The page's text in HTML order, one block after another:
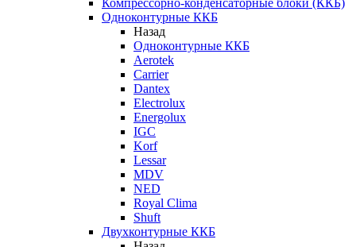
Компрессорно-конденсаторные блоки (ККБ)
Одноконтурные ККБ
Назад
Одноконтурные ККБ
Aerotek
Carrier
Dantex
Electrolux
Energolux
IGC
Korf
Lessar
MDV
NED
Royal Clima
Shuft
Двухконтурные ККБ